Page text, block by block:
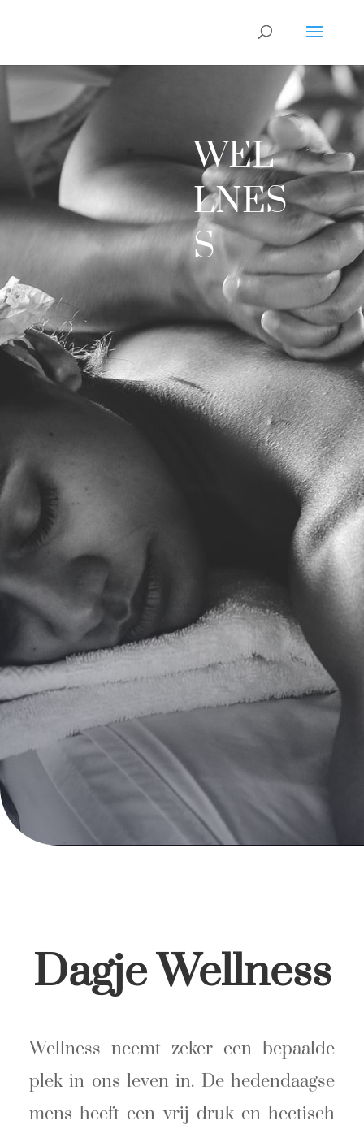
WEL
LNES
S
Dagje Wellness
Wellness neemt zeker een bepaalde
plek in ons leven in. De hedendaagse
mens heeft een vrij druk en hectisch